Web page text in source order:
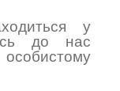
у
до нас